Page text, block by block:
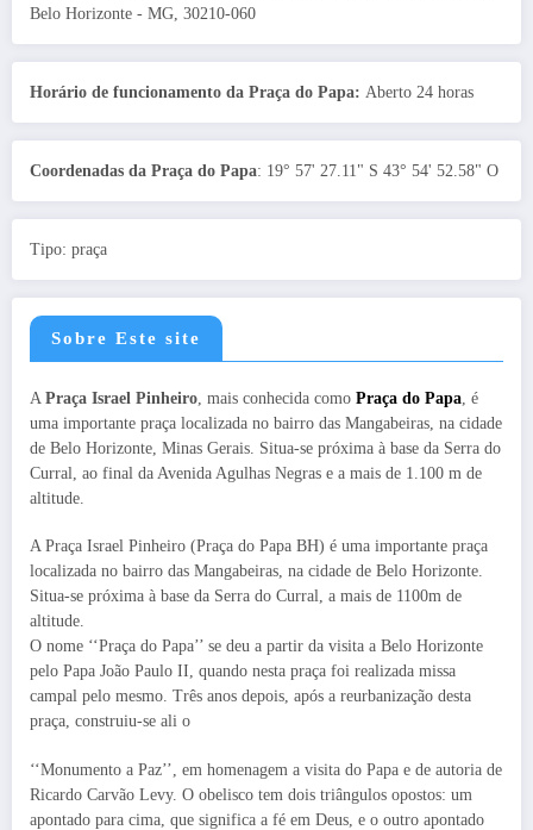
Belo Horizonte - MG, 30210-060
Horário de funcionamento da Praça do Papa: Aberto 24 horas
Coordenadas da Praça do Papa: 19° 57' 27.11" S 43° 54' 52.58" O
Tipo: praça
Sobre Este site
A Praça Israel Pinheiro, mais conhecida como Praça do Papa, é
uma importante praça localizada no bairro das Mangabeiras, na cidade
de Belo Horizonte, Minas Gerais. Situa-se próxima à base da Serra do
Curral, ao final da Avenida Agulhas Negras e a mais de 1.100 m de
altitude.
A Praça Israel Pinheiro (Praça do Papa BH) é uma importante praça
localizada no bairro das Mangabeiras, na cidade de Belo Horizonte.
Situa-se próxima à base da Serra do Curral, a mais de 1100m de
altitude.
O nome ‘‘Praça do Papa’’ se deu a partir da visita a Belo Horizonte
pelo Papa João Paulo II, quando nesta praça foi realizada missa
campal pelo mesmo. Três anos depois, após a reurbanização desta
praça, construiu-se ali o
‘‘Monumento a Paz’’, em homenagem a visita do Papa e de autoria de
Ricardo Carvão Levy. O obelisco tem dois triângulos opostos: um
apontado para cima, que significa a fé em Deus, e o outro apontado